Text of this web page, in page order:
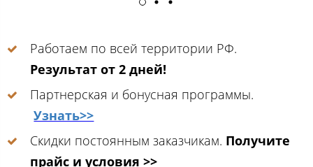
Работаем по всей территории РФ.
Результат от 2 дней!
Партнерская и бонусная программы.
Узнать>>
Скидки постоянным заказчикам. Получите
прайс и условия >>